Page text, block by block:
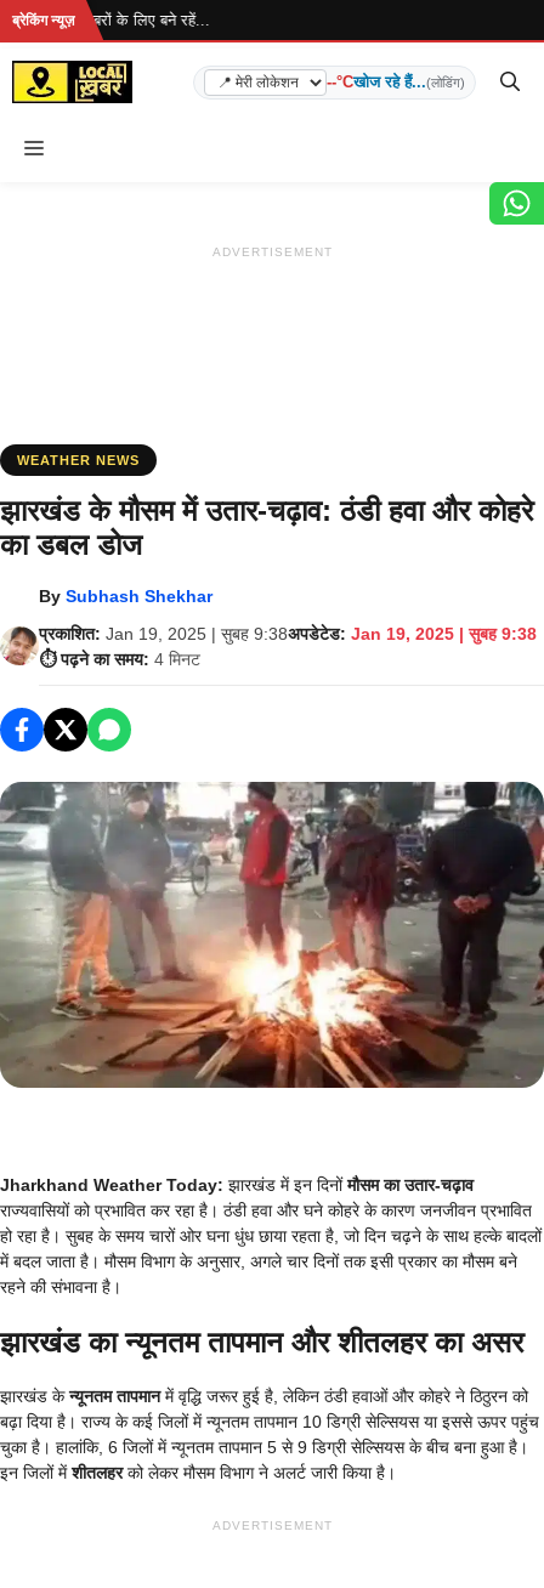
Skip
content
ब्रेकिंग न्यूज़
है... ताज़ा खबरों के लिए बने रहें...
--°Cखोज रहे हैं...(लोडिंग)
Menu
ADVERTISEMENT
WEATHER NEWS
झारखंड के मौसम में उतार-चढ़ाव: ठंडी हवा और कोहरे
का डबल डोज
BySubhash Shekhar
प्रकाशित: Jan 19, 2025 | सुबह 9:38अपडेटेड: Jan 19, 2025 | सुबह 9:38
⏱️ पढ़ने का समय: 4 मिनट
Jharkhand Weather Today: झारखंड में इन दिनोंमौसम का उतार-चढ़ाव
राज्यवासियों को प्रभावित कर रहा है। ठंडी हवा और घने कोहरे के कारण जनजीवन प्रभावित
हो रहा है। सुबह के समय चारों ओर घना धुंध छाया रहता है, जो दिन चढ़ने के साथ हल्के बादलों
में बदल जाता है। मौसम विभाग के अनुसार, अगले चार दिनों तक इसी प्रकार का मौसम बने
रहने की संभावना है।
झारखंड का न्यूनतम तापमान और शीतलहर का असर
झारखंड केन्यूनतम तापमानमें वृद्धि जरूर हुई है, लेकिन ठंडी हवाओं और कोहरे ने ठिठुरन को
बढ़ा दिया है। राज्य के कई जिलों में न्यूनतम तापमान 10 डिग्री सेल्सियस या इससे ऊपर पहुंच
चुका है। हालांकि, 6 जिलों में न्यूनतम तापमान 5 से 9 डिग्री सेल्सियस के बीच बना हुआ है।
इन जिलों मेंशीतलहरको लेकर मौसम विभाग ने अलर्ट जारी किया है।
ADVERTISEMENT